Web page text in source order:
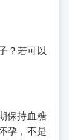
？若可以
保持血糖
孕，不是